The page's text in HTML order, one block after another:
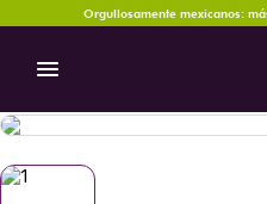
Orgullosamente mexicanos: